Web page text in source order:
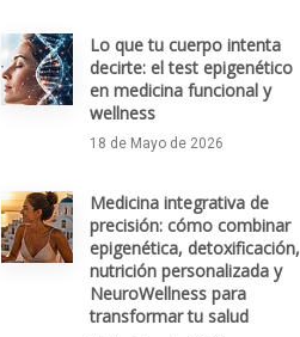
Lo que tu cuerpo intenta
decirte: el test epigenético
en medicina funcional y
wellness
18 de Mayo de 2026
Medicina integrativa de
precisión: cómo combinar
epigenética, detoxificación,
nutrición personalizada y
NeuroWellness para
transformar tu salud